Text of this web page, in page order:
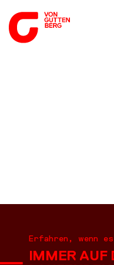
Erfahren, wenn
IMMER AUF